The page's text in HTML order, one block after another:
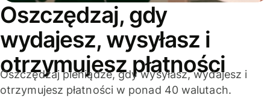
Oszczędzaj, gdy
wydajesz, wysyłasz i
otrzymujesz płatności
Oszczędzaj pieniądze, gdy wysyłasz, wydajesz i
otrzymujesz płatności w ponad 40 walutach.